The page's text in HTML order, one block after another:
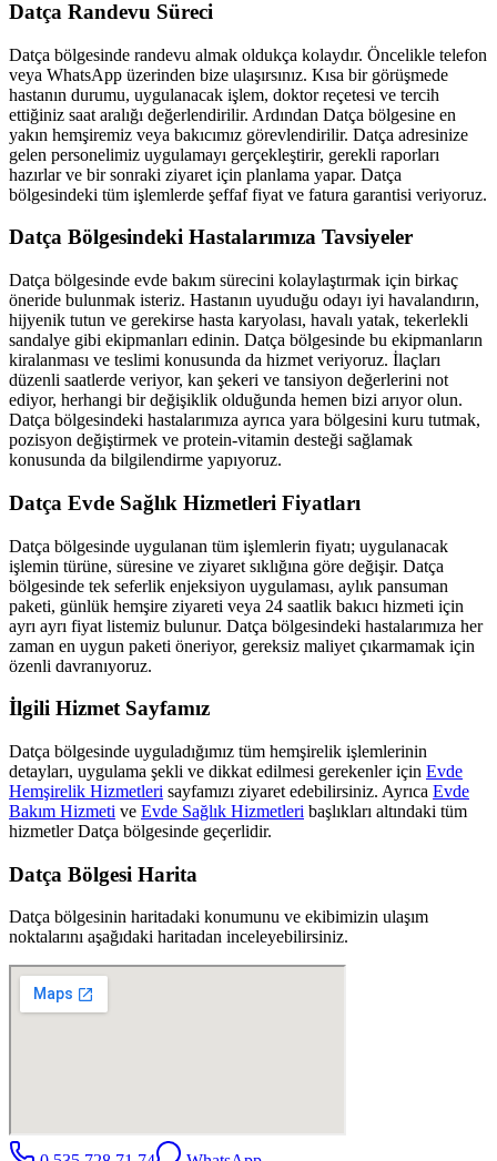
Datça Randevu Süreci
Datça bölgesinde randevu almak oldukça kolaydır. Öncelikle telefon
veya WhatsApp üzerinden bize ulaşırsınız. Kısa bir görüşmede
hastanın durumu, uygulanacak işlem, doktor reçetesi ve tercih
ettiğiniz saat aralığı değerlendirilir. Ardından Datça bölgesine en
yakın hemşiremiz veya bakıcımız görevlendirilir. Datça adresinize
gelen personelimiz uygulamayı gerçekleştirir, gerekli raporları
hazırlar ve bir sonraki ziyaret için planlama yapar. Datça
bölgesindeki tüm işlemlerde şeffaf fiyat ve fatura garantisi veriyoruz.
Datça Bölgesindeki Hastalarımıza Tavsiyeler
Datça bölgesinde evde bakım sürecini kolaylaştırmak için birkaç
öneride bulunmak isteriz. Hastanın uyuduğu odayı iyi havalandırın,
hijyenik tutun ve gerekirse hasta karyolası, havalı yatak, tekerlekli
sandalye gibi ekipmanları edinin. Datça bölgesinde bu ekipmanların
kiralanması ve teslimi konusunda da hizmet veriyoruz. İlaçları
düzenli saatlerde veriyor, kan şekeri ve tansiyon değerlerini not
ediyor, herhangi bir değişiklik olduğunda hemen bizi arıyor olun.
Datça bölgesindeki hastalarımıza ayrıca yara bölgesini kuru tutmak,
pozisyon değiştirmek ve protein-vitamin desteği sağlamak
konusunda da bilgilendirme yapıyoruz.
Datça Evde Sağlık Hizmetleri Fiyatları
Datça bölgesinde uygulanan tüm işlemlerin fiyatı; uygulanacak
işlemin türüne, süresine ve ziyaret sıklığına göre değişir. Datça
bölgesinde tek seferlik enjeksiyon uygulaması, aylık pansuman
paketi, günlük hemşire ziyareti veya 24 saatlik bakıcı hizmeti için
ayrı ayrı fiyat listemiz bulunur. Datça bölgesindeki hastalarımıza her
zaman en uygun paketi öneriyor, gereksiz maliyet çıkarmamak için
özenli davranıyoruz.
İlgili Hizmet Sayfamız
Datça bölgesinde uyguladığımız tüm hemşirelik işlemlerinin
detayları, uygulama şekli ve dikkat edilmesi gerekenler için Evde
Hemşirelik Hizmetleri sayfamızı ziyaret edebilirsiniz. Ayrıca Evde
Bakım Hizmeti ve Evde Sağlık Hizmetleri başlıkları altındaki tüm
hizmetlerDatça bölgesinde geçerlidir.
Datça Bölgesi Harita
Datça bölgesinin haritadaki konumunu ve ekibimizin ulaşım
noktalarını aşağıdaki haritadan inceleyebilirsiniz.